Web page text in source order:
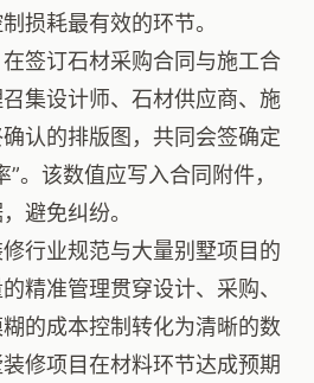
损耗最有效的环节。
在签订石材采购合同与施工合
集设计师、石材供应商、施
认的排版图，共同会签确定
。该数值应写入合同附件，
避免纠纷。
行业规范与大量别墅项目的
精准管理贯穿设计、采购、
的成本控制转化为清晰的数
修项目在材料环节达成预期